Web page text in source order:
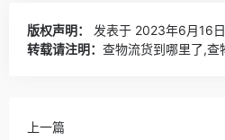
版权声明：
发表于 2023年6月16日
转载请注明： 查物流货到哪里了,查
上一篇